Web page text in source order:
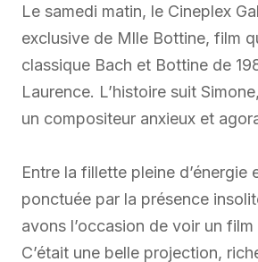
Le samedi matin, le Cineplex
exclusive de Mlle Bottine, film
classique Bach et Bottine de
Laurence. L’histoire suit
un compositeur anxieux et
Entre la fillette pleine
ponctuée par la présence
avons l’occasion de voir un
C’était une belle projection,